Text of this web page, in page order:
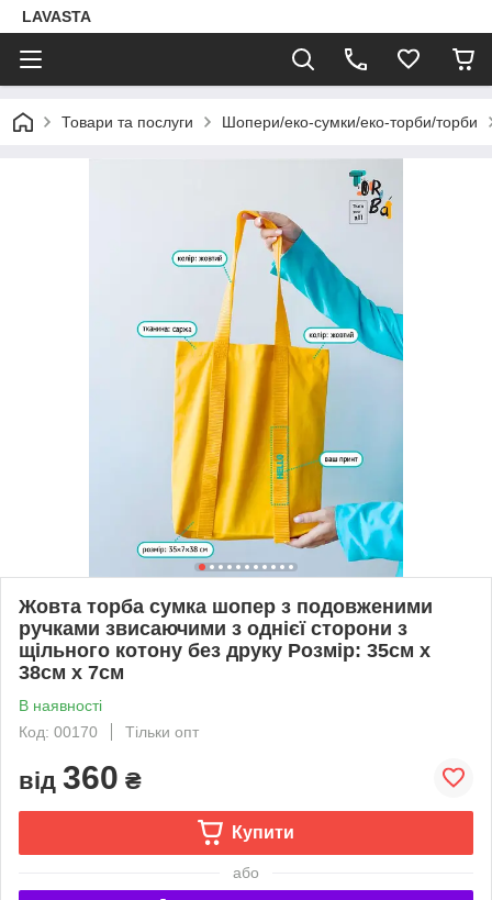
LAVASTA
Товари та послуги Шопери/еко-сумки/еко-торби/торби
Жовта торба сумка шопер з подовженими
ручками звисаючими з однієї сторони з
щільного котону без друку Розмір: 35cм х
38см х 7см
В наявності
Код: 00170
Тільки опт
від 360 ₴
Купити
або